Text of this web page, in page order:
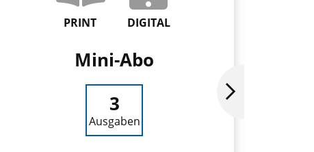
PRINT DIGITAL
Mini-Abo
3
Ausgaben